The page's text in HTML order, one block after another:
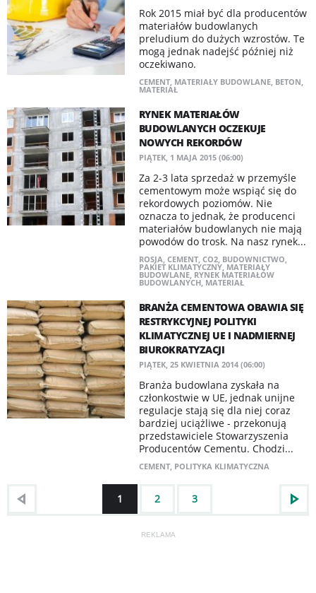
Rok 2015 miał być dla producentów
materiałów budowlanych
preludium do dużych wzrostów. Te
mogą jednak nadejść później niż
oczekiwano.
CEMENT, MATERIAŁY BUDOWLANE, BETON,
MATERIAŁ
RYNEK MATERIAŁÓW
BUDOWLANYCH OCZEKUJE
NOWYCH REKORDÓW
PIĄTEK, 1 MAJA 2015 (06:00)
Za 2-3 lata sprzedaż w przemyśle
cementowym może wspiąć się do
rekordowych poziomów. Nie
oznacza to jednak, że producenci
materiałów budowlanych nie mają
powodów do trosk. Na nasz rynek...
ROSJA, CEMENT, CO2, BUDOWNICTWO,
PAKIET KLIMATYCZNY, MATERIAŁY
BUDOWLANE, RYNEK MATERIAŁÓW
BUDOWLANYCH, MATERIAŁ
BRANŻA CEMENTOWA OBAWIA SIĘ
RESTRYKCYJNEJ POLITYKI
KLIMATYCZNEJ UE I NADMIERNEJ
BIUROKRATYZACJI
PIĄTEK, 25 KWIETNIA 2014 (06:00)
Branża budowlana zyskała na
członkostwie w UE, jednak unijne
regulacje stają się dla niej coraz
bardziej uciążliwe - przekonują
przedstawiciele Stowarzyszenia
Producentów Cementu. Chodzi...
CEMENT, POLITYKA KLIMATYCZNA
1 2 3
REKLAMA